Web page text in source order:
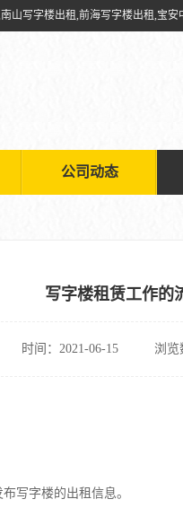
公司动态
写字楼租赁工作的
时间：2021-06-15 浏览
写字楼的出租信息。